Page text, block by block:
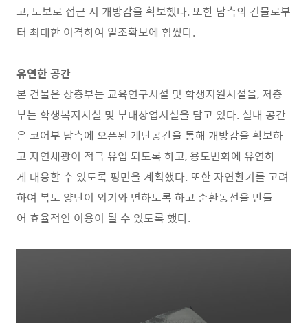
고, 도보로 접근 시 개방감을 확보했다. 또한 남측의 건물로부
터 최대한 이격하여 일조확보에 힘썼다.
유연한 공간
본 건물은 상층부는 교육연구시설 및 학생지원시설을, 저층
부는 학생복지시설 및 부대상업시설을 담고 있다. 실내 공간
은 코어부 남측에 오픈된 계단공간을 통해 개방감을 확보하
고 자연채광이 적극 유입 되도록 하고, 용도변화에 유연하
게 대응할 수 있도록 평면을 계획했다. 또한 자연환기를 고려
하여 복도 양단이 외기와 면하도록 하고 순환동선을 만들
어 효율적인 이용이 될 수 있도록 했다.